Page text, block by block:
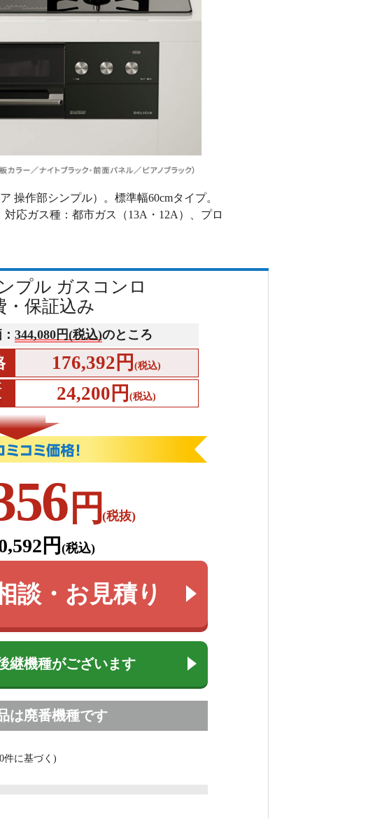
操作部シンプル）。標準幅60cmタイプ。
応ガス種：都市ガス（13A・12A）、プロ
プル ガスコンロ
・保証込み
344,080円(税込)のところ
176,392円(税込)
24,200円(税込)
円(税抜)
円 (税込)
談・お見積り
継機種がございます
は廃番機種です
件に基づく)